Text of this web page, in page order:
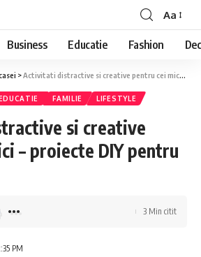
Font
Resizer
Aa
Business Educatie Fashion
>Activitati distractive si creative pentru cei mici – proiecte DIY pentru copii
FAMILIE LIFESTYLE
si creative
– proiecte DIY pentru
PM
3 Min citit